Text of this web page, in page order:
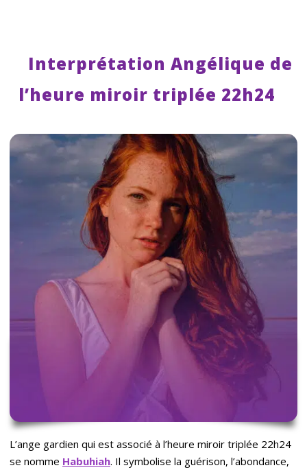
Interprétation Angélique de
l’heure miroir triplée 22h24
L’ange gardien qui est associé à l’heure miroir triplée 22h24
se nomme Habuhiah. Il symbolise la guérison, l’abondance,